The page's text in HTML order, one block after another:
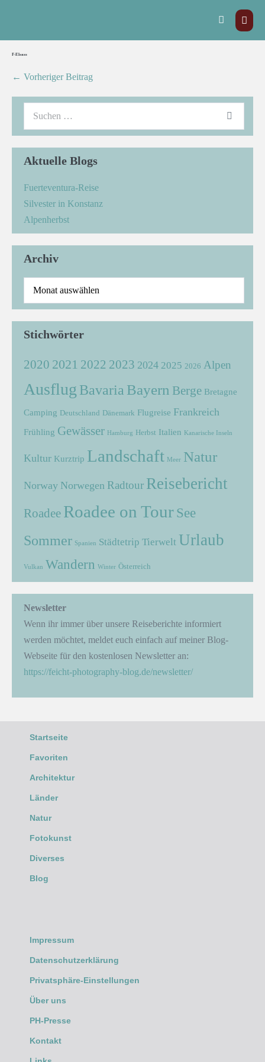
F-Elsass
← Vorheriger Beitrag
Aktuelle Blogs
Fuerteventura-Reise
Silvester in Konstanz
Alpenherbst
Archiv
Stichwörter
2020 2021 2022 2023 2024 2025 2026 Alpen
Ausflug Bavaria Bayern Berge Bretagne
Camping Deutschland Dänemark Flugreise Frankreich
Frühling Gewässer Hamburg Herbst Italien Kanarische Inseln
Kultur Kurztrip Landschaft Meer Natur
Norway Norwegen Radtour Reisebericht
Roadee Roadee on Tour See
Sommer Spanien Städtetrip Tierwelt Urlaub
Vulkan Wandern Winter Österreich
Newsletter
Wenn ihr immer über unsere Reiseberichte informiert
werden möchtet, meldet euch einfach auf meiner Blog-
Webseite für den kostenlosen Newsletter an:
https://feicht-photography-blog.de/newsletter/
Startseite
Favoriten
Architektur
Länder
Natur
Fotokunst
Diverses
Blog
Impressum
Datenschutzerklärung
Privatsphäre-Einstellungen
Über uns
PH-Presse
Kontakt